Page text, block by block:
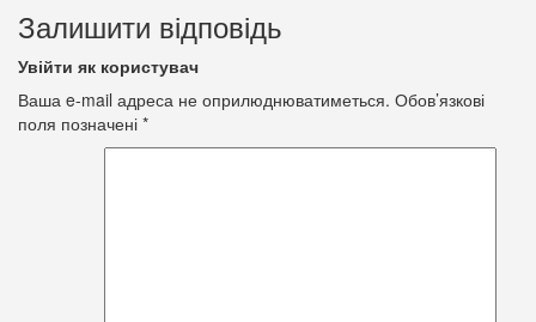
Залишити відповідь
Увійти як користувач
Ваша e-mail адреса не оприлюднюватиметься. Обов’язкові
поля позначені *